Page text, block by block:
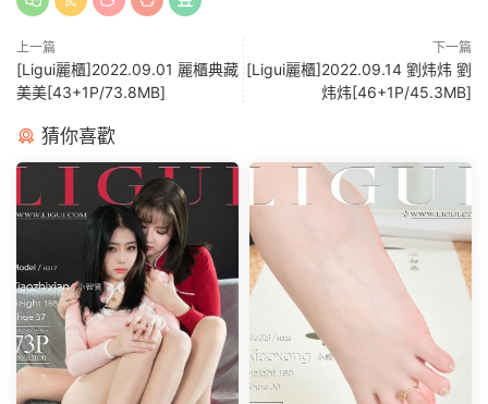
上一篇
[Ligui麗櫃]2022.09.01 麗櫃典藏
美美[43+1P/73.8MB]
下一篇
[Ligui麗櫃]2022.09.14 劉炜炜 劉
炜炜[46+1P/45.3MB]
猜你喜歡